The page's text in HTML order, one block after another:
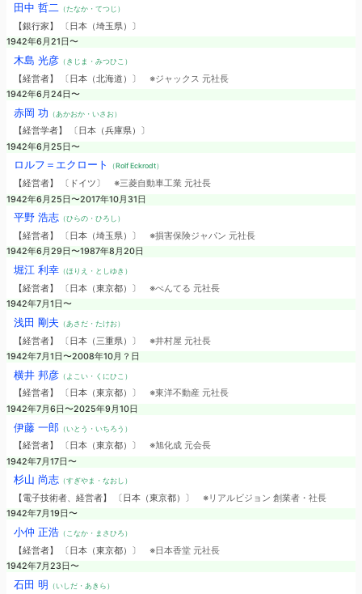
田中 哲二 （たなか・てつじ）
【銀行家】 〔日本（埼玉県）〕
1942年6月21日〜
木島 光彦（きじま・みつひこ）
【経営者】 〔日本（北海道）〕 ※ジャックス 元社長
1942年6月24日〜
赤岡 功 （あかおか・いさお）
【経営学者】 〔日本（兵庫県）〕
1942年6月25日〜
ロルフ＝エクロート （Rolf Eckrodt）
【経営者】 〔ドイツ〕 ※三菱自動車工業 元社長
1942年6月25日〜2017年10月31日
平野 浩志（ひらの・ひろし）
【経営者】 〔日本（埼玉県）〕 ※損害保険ジャパン 元社長
1942年6月29日〜1987年8月20日
堀江 利幸（ほりえ・としゆき）
【経営者】 〔日本（東京都）〕 ※ぺんてる 元社長
1942年7月1日〜
浅田 剛夫 （あさだ・たけお）
【経営者】 〔日本（三重県）〕 ※井村屋 元社長
1942年7月1日〜2008年10月？日
横井 邦彦（よこい・くにひこ）
【経営者】 〔日本（東京都）〕 ※東洋不動産 元社長
1942年7月6日〜2025年9月10日
伊藤 一郎（いとう・いちろう）
【経営者】 〔日本（東京都）〕 ※旭化成 元会長
1942年7月17日〜
杉山 尚志（すぎやま・なおし）
【電子技術者、経営者】 〔日本（東京都）〕 ※リアルビジョン 創業者・社長
1942年7月19日〜
小仲 正浩（こなか・まさひろ）
【経営者】 〔日本（東京都）〕 ※日本香堂 元社長
1942年7月23日〜
石田 明 （いしだ・あきら）